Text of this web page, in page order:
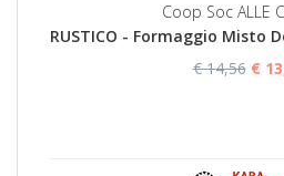
Coop Soc ALLE
RUSTICO - Formaggio Misto
€ 14,56 €